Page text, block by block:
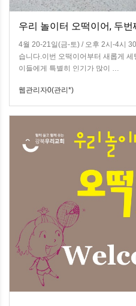
우리 놀이터 오떡이어, 두번
4월 20-21일(금-토) / 오후 2시-4시
습니다.이번 오떡이어부터 새롭게
이들에게 특별히 인기가 많이 …
웹관리자0(관리*)